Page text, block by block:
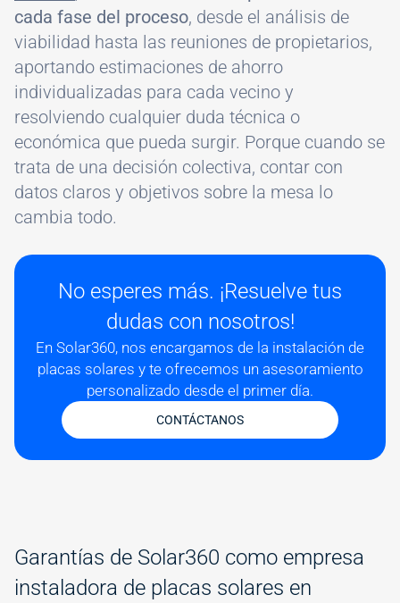
cada fase del proceso, desde el análisis de
viabilidad hasta las reuniones de propietarios,
aportando estimaciones de ahorro
individualizadas para cada vecino y
resolviendo cualquier duda técnica o
económica que pueda surgir. Porque cuando se
trata de una decisión colectiva, contar con
datos claros y objetivos sobre la mesa lo
cambia todo.
No esperes más. ¡Resuelve tus
dudas con nosotros!
En Solar360, nos encargamos de la instalación de
placas solares y te ofrecemos un asesoramiento
personalizado desde el primer día.
CONTÁCTANOS
Garantías de Solar360 como empresa
instaladora de placas solares en